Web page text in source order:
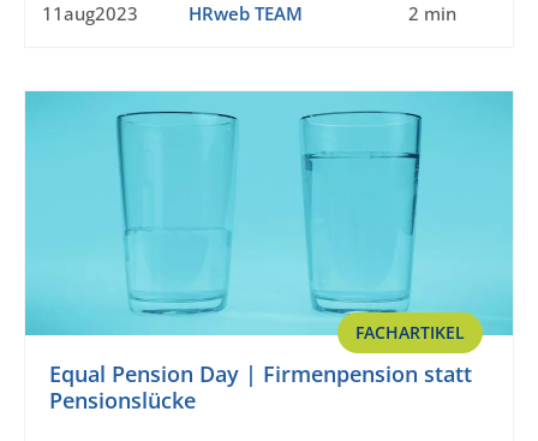
11aug2023 HRweb TEAM 2 min
FACHARTIKEL
Equal Pension Day | Firmenpension statt
Pensionslücke